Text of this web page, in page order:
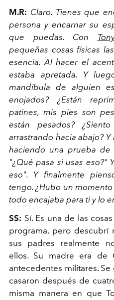
M.R: Claro. Tienes que
persona y encarnar su
que puedas. Con
pequeñas cosas físicas
esencia. Al hacer el
estaba apretada. Y
mandíbula de alguien
enojados? ¿Están
patines, mis pies son
están pesados?
arrastrando hacia abajo?
haciendo una prueba
"¿Qué pasa si usas eso?"
eso". Y finalmente
tengo. ¿Hubo un
todo encajaba para ti y lo
SS: Sí. Es una de las
programa, pero descubrí
sus padres realmente
ellos. Su madre era de
antecedentes militares.
casaron después de
misma manera en que